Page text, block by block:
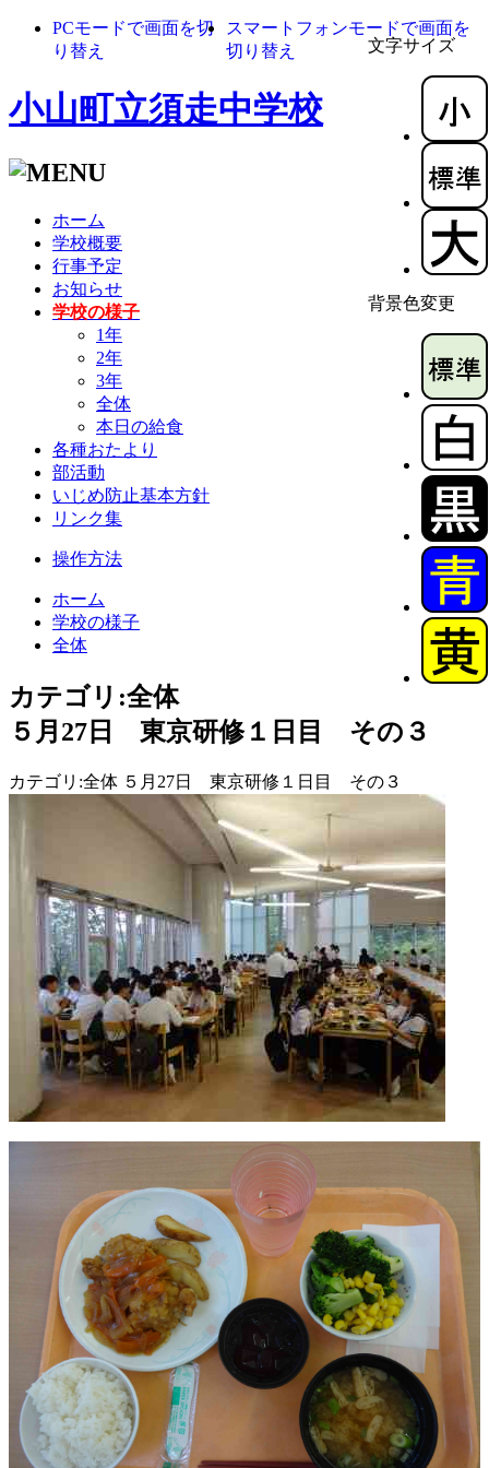
文字サイズ
背景色変更
PCモードで画面を切
り替え
スマートフォンモードで画面を
切り替え
小山町立須走中学校
ホーム
学校概要
行事予定
お知らせ
学校の様子
1年
2年
3年
全体
本日の給食
各種おたより
部活動
いじめ防止基本方針
リンク集
操作方法
ホーム
学校の様子
全体
カテゴリ:全体
５月27日 東京研修１日目 その３
カテゴリ:全体 ５月27日 東京研修１日目 その３